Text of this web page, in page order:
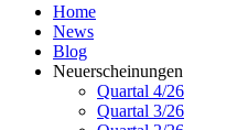
Home
News
Blog
Neuerscheinungen
Quartal 4/26
Quartal 3/26